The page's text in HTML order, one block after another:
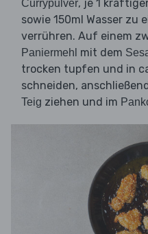
Currypulver, je 1
sowie 150ml Wasser zu
verrühren. Auf einem
Paniermehl mit dem
trocken tupfen und in
schneiden,
Teig ziehen und im